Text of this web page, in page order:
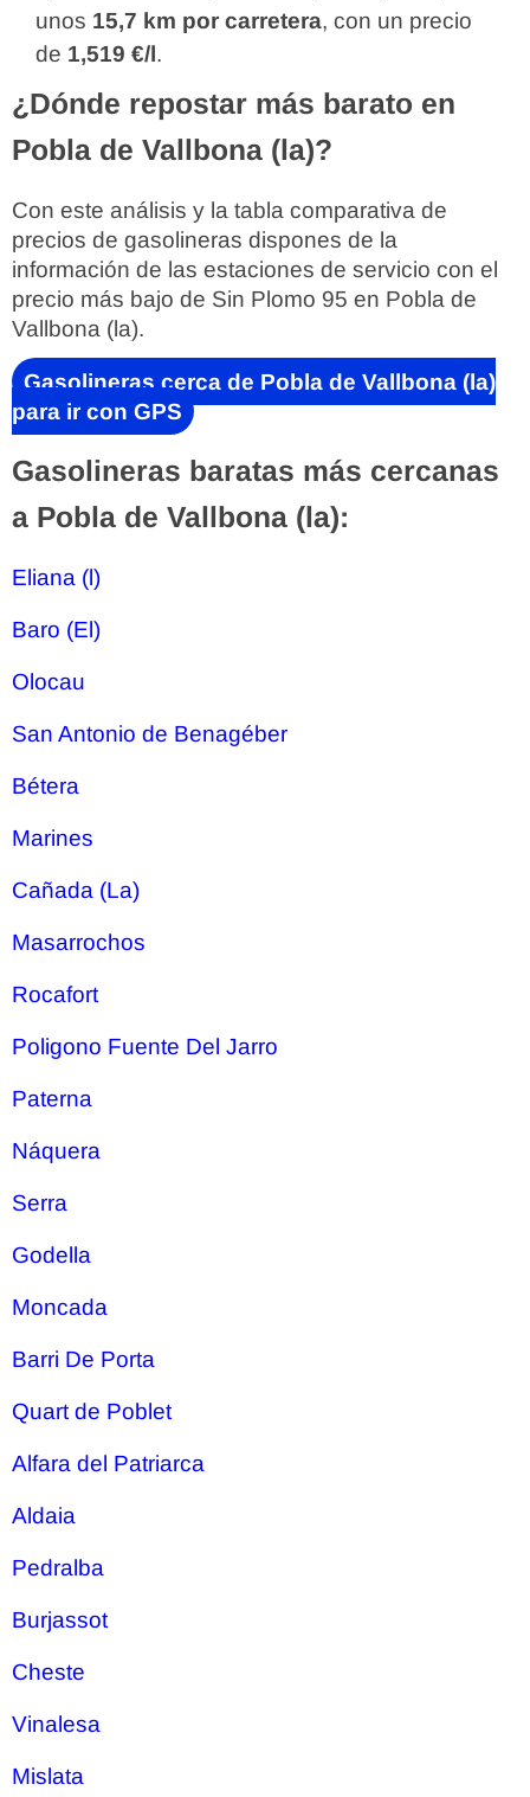
unos 15,7 km por carretera, con un precio
de 1,519 €/l.
¿Dónde repostar más barato en
Pobla de Vallbona (la)?
Con este análisis y la tabla comparativa de
precios de gasolineras dispones de la
información de las estaciones de servicio con el
precio más bajo de Sin Plomo 95 en Pobla de
Vallbona (la).
Gasolineras cerca de Pobla de Vallbona (la)
para ir con GPS
Gasolineras baratas más cercanas
a Pobla de Vallbona (la):
Eliana (l)
Baro (El)
Olocau
San Antonio de Benagéber
Bétera
Marines
Cañada (La)
Masarrochos
Rocafort
Poligono Fuente Del Jarro
Paterna
Náquera
Serra
Godella
Moncada
Barri De Porta
Quart de Poblet
Alfara del Patriarca
Aldaia
Pedralba
Burjassot
Cheste
Vinalesa
Mislata